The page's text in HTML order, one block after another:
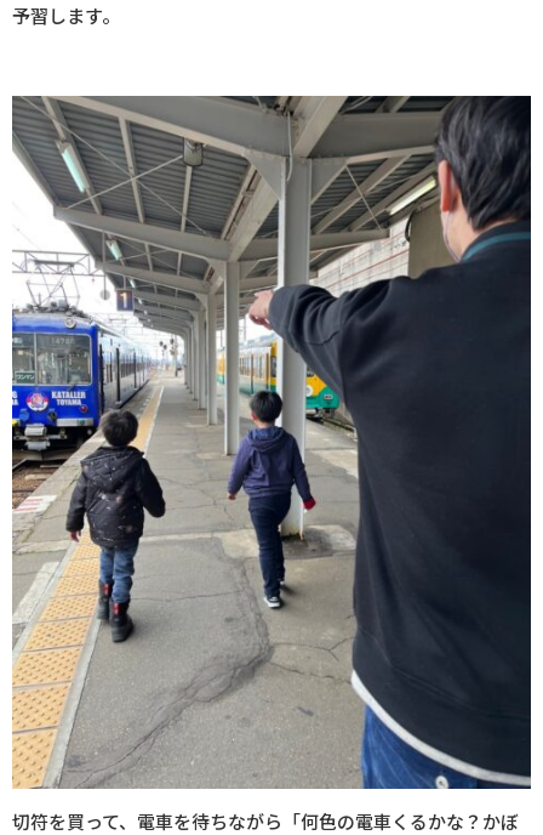
予習します。
切符を買って、電車を待ちながら「何色の電車くるかな？かぼ